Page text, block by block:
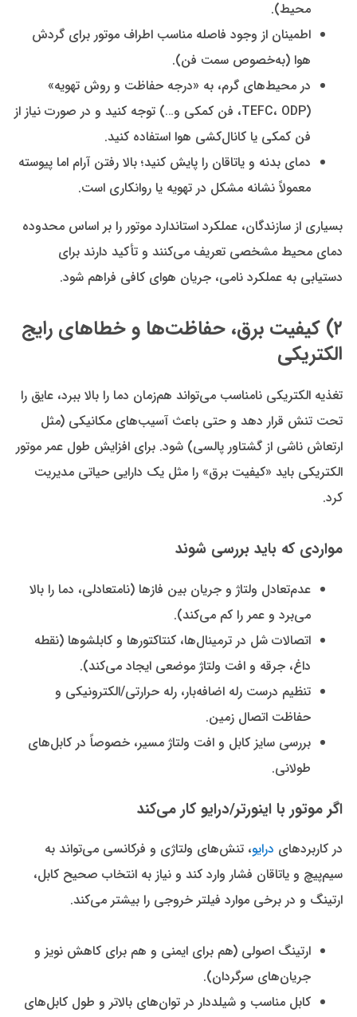
محیط).
اطمینان از وجود فاصله مناسب اطراف موتور برای گردش
هوا (به‌خصوص سمت فن).
در محیط‌های گرم، به «درجه حفاظت و روش تهویه»
(TEFC، ODP، فن کمکی و…) توجه کنید و در صورت نیاز از
فن کمکی یا کانال‌کشی هوا استفاده کنید.
دمای بدنه و یاتاقان را پایش کنید؛ بالا رفتن آرام اما پیوسته
معمولاً نشانه مشکل در تهویه یا روانکاری است.
بسیاری از سازندگان، عملکرد استاندارد موتور را بر اساس محدوده
دمای محیط مشخصی تعریف می‌کنند و تأکید دارند برای
دستیابی به عملکرد نامی، جریان هوای کافی فراهم شود.
۲) کیفیت برق، حفاظت‌ها و خطاهای رایج
الکتریکی
تغذیه الکتریکی نامناسب می‌تواند هم‌زمان دما را بالا ببرد، عایق را
تحت تنش قرار دهد و حتی باعث آسیب‌های مکانیکی (مثل
ارتعاش ناشی از گشتاور پالسی) شود. برای افزایش طول عمر موتور
الکتریکی باید «کیفیت برق» را مثل یک دارایی حیاتی مدیریت
کرد.
مواردی که باید بررسی شوند
عدم‌تعادل ولتاژ و جریان بین فازها (نامتعادلی، دما را بالا
می‌برد و عمر را کم می‌کند).
اتصالات شل در ترمینال‌ها، کنتاکتورها و کابلشوها (نقطه
داغ، جرقه و افت ولتاژ موضعی ایجاد می‌کند).
تنظیم درست رله اضافه‌بار، رله حرارتی/الکترونیکی و
حفاظت اتصال زمین.
بررسی سایز کابل و افت ولتاژ مسیر، خصوصاً در کابل‌های
طولانی.
اگر موتور با اینورتر/درایو کار می‌کند
در کاربردهای درایو، تنش‌های ولتاژی و فرکانسی می‌تواند به
سیم‌پیچ و یاتاقان فشار وارد کند و نیاز به انتخاب صحیح کابل،
ارتینگ و در برخی موارد فیلتر خروجی را بیشتر می‌کند.
ارتینگ اصولی (هم برای ایمنی و هم برای کاهش نویز و
جریان‌های سرگردان).
کابل مناسب و شیلددار در توان‌های بالاتر و طول کابل‌های